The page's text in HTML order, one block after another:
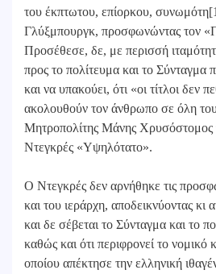
του έκπτωτου, επίορκου,
Γλύξμπουργκ, προσφωνώντας τον
Προσέθεσε, δε, με περισσή
προς το πολίτευμα και το Σύνταγμα
και να υπακούει, ότι «οι τίτλοι δεν
ακολουθούν τον άνθρωπο σε όλη
Μητροπολίτης Μάνης
Ντεγκρές «Υψηλότατο».
Ο Ντεγκρές δεν αρνήθηκε τις
και του ιεράρχη, αποδεικνύοντας κι
και δε σέβεται το Σύνταγμα και το
καθώς και ότι περιφρονεί το νομικό
οποίου απέκτησε την ελληνική